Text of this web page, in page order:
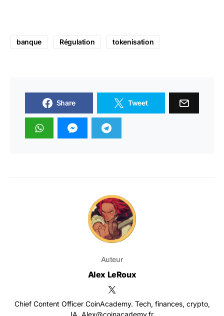
banque Régulation tokenisation
Share Tweet
Auteur
Alex LeRoux
Chief Content Officer CoinAcademy. Tech, finances, crypto,
IA. Alex@coinacademy.fr